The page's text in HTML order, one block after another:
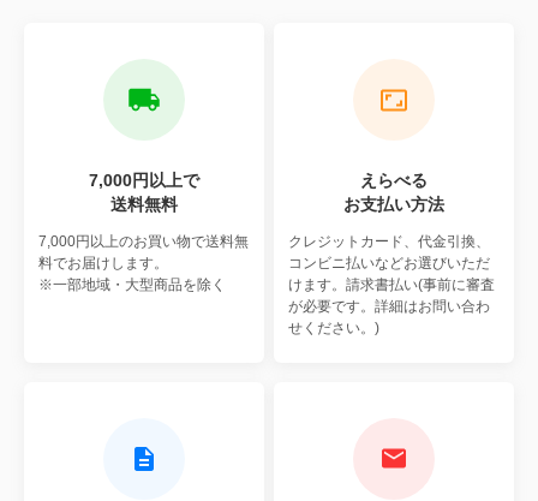
7,000円以上で
送料無料
7,000円以上のお買い物で送料無
料でお届けします。
※一部地域・大型商品を除く
えらべる
お支払い方法
クレジットカード、代金引換、
コンビニ払いなどお選びいただ
けます。請求書払い(事前に審査
が必要です。詳細はお問い合わ
せください。)